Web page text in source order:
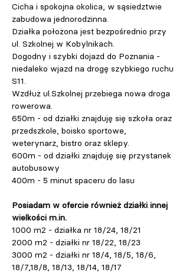
Cicha i spokojna okolica, w sąsiedztwie
zabudowa jednorodzinna.
Działka położona jest bezpośrednio przy
ul. Szkolnej w Kobylnikach.
Dogodny i szybki dojazd do Poznania -
niedaleko wjazd na drogę szybkiego ruchu
S11.
Wzdłuż ul.Szkolnej przebiega nowa droga
rowerowa.
650m - od działki znajduję się szkoła oraz
przedszkole, boisko sportowe,
weterynarz, bistro oraz sklepy.
600m - od działki znajduję się przystanek
autobusowy
400m - 5 minut spaceru do lasu
Posiadam w ofercie również działki innej
wielkości m.in.
1000 m2 - działka nr 18/24, 18/21
2000 m2 - działki nr 18/22, 18/23
3000 m2 - działki nr 18/4, 18/5, 18/6,
18/7,18/8, 18/13, 18/14, 18/17